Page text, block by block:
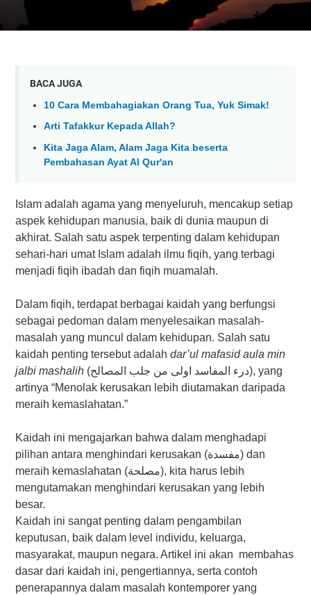
BACA JUGA
10 Cara Membahagiakan Orang Tua, Yuk Simak!
Arti Tafakkur Kepada Allah?
Kita Jaga Alam, Alam Jaga Kita beserta
Pembahasan Ayat Al Qur'an
Islam adalah agama yang menyeluruh, mencakup setiap
aspek kehidupan manusia, baik di dunia maupun di
akhirat. Salah satu aspek terpenting dalam kehidupan
sehari-hari umat Islam adalah ilmu fiqih, yang terbagi
menjadi fiqih ibadah dan fiqih muamalah.
Dalam fiqih, terdapat berbagai kaidah yang berfungsi
sebagai pedoman dalam menyelesaikan masalah-
masalah yang muncul dalam kehidupan. Salah satu
kaidah penting tersebut adalah dar’ul mafasid aula min
jalbi mashalih (درء المفاسد اولى من جلب المصالح), yang
artinya “Menolak kerusakan lebih diutamakan daripada
meraih kemaslahatan.”
Kaidah ini mengajarkan bahwa dalam menghadapi
pilihan antara menghindari kerusakan (مفسدة) dan
meraih kemaslahatan (مصلحة), kita harus lebih
mengutamakan menghindari kerusakan yang lebih
besar.
Kaidah ini sangat penting dalam pengambilan
keputusan, baik dalam level individu, keluarga,
masyarakat, maupun negara. Artikel ini akan membahas
dasar dari kaidah ini, pengertiannya, serta contoh
penerapannya dalam masalah kontemporer yang